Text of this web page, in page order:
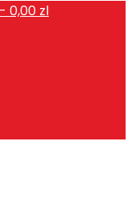
0,00 zl